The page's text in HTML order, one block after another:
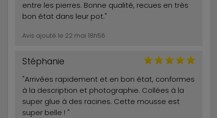
entre les pierres. Bonne qualité, recues en très
bon état dans leur pot."
Avis ajouté le 22 mai 18h56
Stéphanie
"Arrivées rapidement et en bon état, conformes
à la description et photographie. Collées à la
super glue à des racines. Cette mousse est
super belle ! "